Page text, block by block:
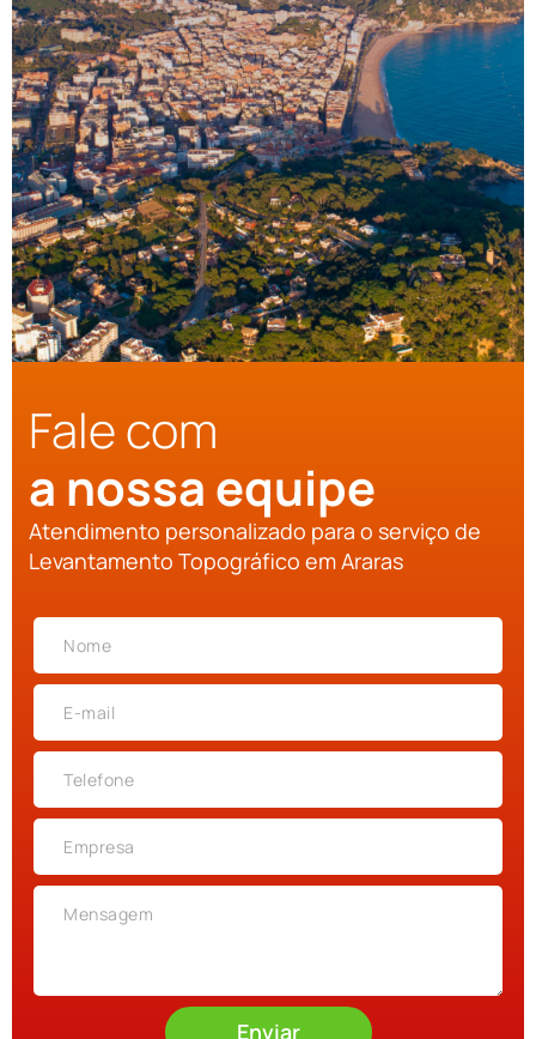
Fale com
a nossa equipe
Atendimento personalizado para o serviço de
Levantamento Topográfico em Araras
Enviar